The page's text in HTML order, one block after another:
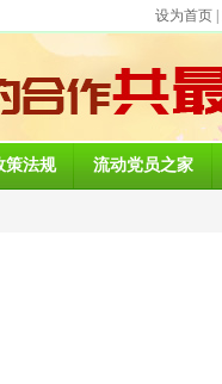
设为首页
策法规 流动党员之家